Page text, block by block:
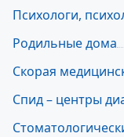
Психологи,
Родильные дома
Скорая
Спид – центры